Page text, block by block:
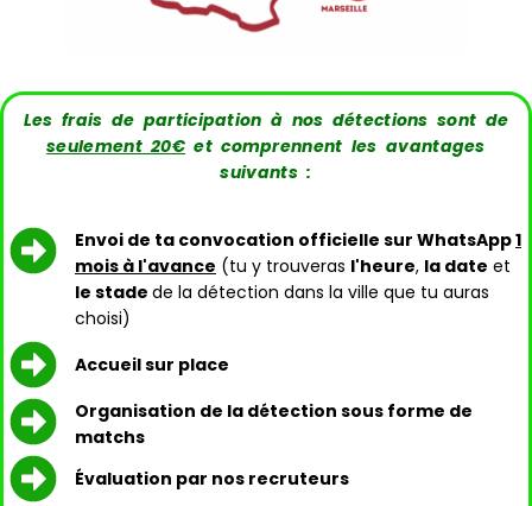
Les frais de participation à nos détections sont de
seulement 20€ et comprennent les avantages
suivants :
Envoi de ta convocation officielle sur WhatsApp1
mois à l'avance (tu y trouveras l'heure, la date et
le stade de la détection dans la ville que tu auras
choisi)
Accueil sur place
Organisation de la détection sous forme de
matchs
Évaluation par nos recruteurs